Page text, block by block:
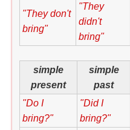
"They don't
bring"
"They
didn't
bring"
simple
present
simple
past
"Do I
bring?"
"Did I
bring?"